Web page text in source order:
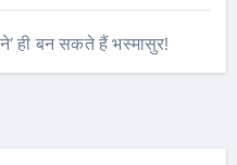
ही बन सकते हैं भस्मासुर!